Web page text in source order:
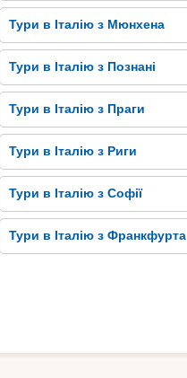
Тури в Італію з Мюнхена
Тури в Італію з Познані
Тури в Італію з Праги
Тури в Італію з Риги
Тури в Італію з Софії
Тури в Італію з Франкфурта